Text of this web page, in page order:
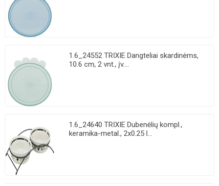
1.6_24552 TRIXIE Dangteliai skardinėms,
10.6 cm, 2 vnt., įv....
1.6_24640 TRIXIE Dubenėlių kompl.,
keramika-metal., 2x0.25 l...